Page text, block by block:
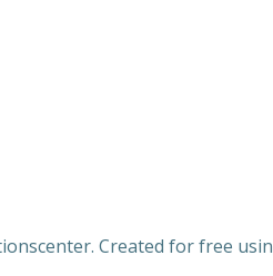
Created for free